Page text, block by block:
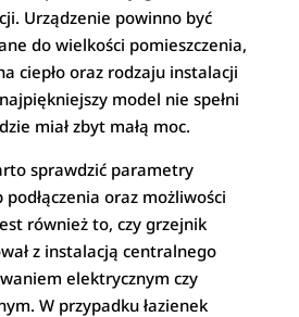
Urządzenie powinno być
do wielkości pomieszczenia,
ciepło oraz rodzaju instalacji
model nie spełni
miał zbyt małą moc.
sprawdzić parametry
oraz możliwości
również to, czy grzejnik
z instalacją centralnego
elektrycznym czy
W przypadku łazienek